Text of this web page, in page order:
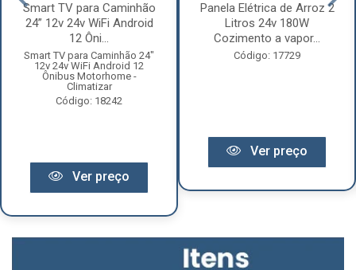
Smart TV para Caminhão
24” 12v 24v WiFi Android
12 Ôni...
Smart TV para Caminhão 24"
12v 24v WiFi Android 12
Ônibus Motorhome -
Climatizar
Código: 18242
Ver preço
Panela Elétrica de Arroz 2
Litros 24v 180W
Cozimento a vapor...
Código: 17729
Ver preço